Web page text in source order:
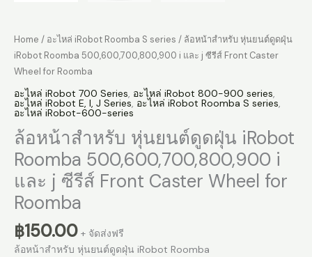
Home / อะไหล่ iRobot Roomba S series / ล้อหน้าสำหรับ หุ่นยนต์ดูดฝุ่น
iRobot Roomba 500,600,700,800,900 i และ j ซีรีส์ Front Caster
Wheel for Roomba
อะไหล่ iRobot 700 Series อะไหล่ iRobot 800-900 series
อะไหล่ iRobot E, I, J Series อะไหล่ iRobot Roomba S series
อะไหล่ iRobot-600-series
ล้อหน้าสำหรับ หุ่นยนต์ดูดฝุ่น iRobot
Roomba 500,600,700,800,900 i
และ j ซีรีส์ Front Caster Wheel for
Roomba
฿150.00 + จัดส่งฟรี
ล้อหน้าสำหรับ หุ่นยนต์ดูดฝุ่น iRobot Roomba